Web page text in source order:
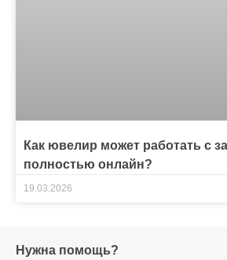
Как ювелир может работать с
полностью онлайн?
19.03.2026
Нужна помощь?